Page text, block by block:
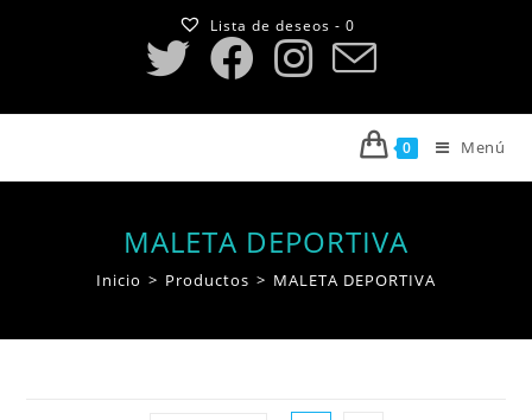
Lista de deseos - 0
0 Menú
MALETA DEPORTIVA
Inicio > Productos > MALETA DEPORTIVA